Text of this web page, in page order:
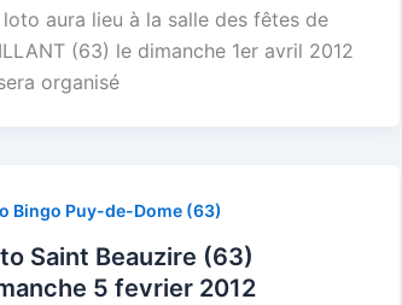
loto aura lieu à la salle des fêtes de
(63) le dimanche 1er avril 2012
organisé
Bingo Puy-de-Dome (63)
Saint Beauzire (63)
5 fevrier 2012